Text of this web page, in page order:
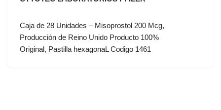
Caja de 28 Unidades – Misoprostol 200 Mcg,
Producción de Reino Unido Producto 100%
Original, Pastilla hexagonaL Codigo 1461